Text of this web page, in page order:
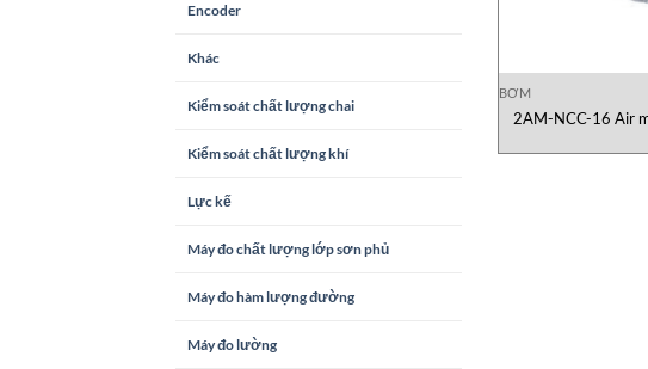
Encoder
Khác
Kiểm soát chất lượng chai
Kiểm soát chất lượng khí
Lực kế
Máy đo chất lượng lớp sơn phủ
Máy đo hàm lượng đường
Máy đo lường
BƠM
2AM-NCC-16 Air